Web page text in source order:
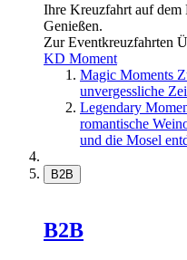
Ihre Kreuzfahrt auf dem
Genießen.
Zur Eventkreuzfahrten
KD Moment
Magic Moments
unvergessliche
Legendary
romantische
und die Mosel
B2B
B2B